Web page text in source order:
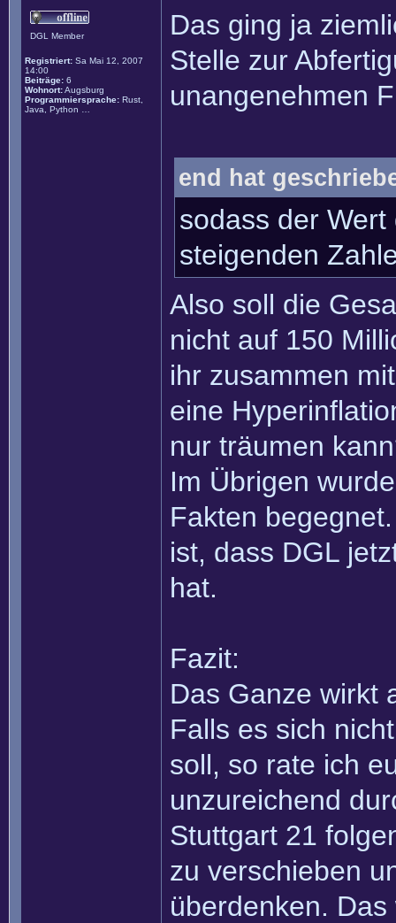
DGL Member
Registriert: Sa Mai 12, 2007
14:00
Beiträge: 6
Wohnort:Augsburg
Programmiersprache: Rust,
Java, Python …
Das ging ja
Stelle zur
unangenehmen
end hat
sodass der Wert
steigenden
Also soll die
nicht auf 150
ihr zusammen
eine
nur träumen
Im Übrigen
Fakten
ist, dass DGL
hat.
Fazit:
Das Ganze wirkt
Falls es sich
soll, so rate ich
unzureichend
Stuttgart 21
zu verschieben
überdenken.